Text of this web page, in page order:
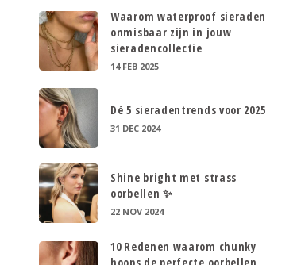
Waarom waterproof sieraden
onmisbaar zijn in jouw
sieradencollectie
14 FEB 2025
Dé 5 sieradentrends voor 2025
31 DEC 2024
Shine bright met strass
oorbellen ✨
22 NOV 2024
10 Redenen waarom chunky